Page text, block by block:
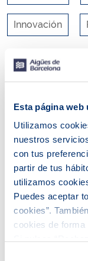
Esta página web
Utilizamos
nuestros
con tus
partir de tus
utilizamos
Puedes aceptar
cookies”.
cookies de forma
Innovación